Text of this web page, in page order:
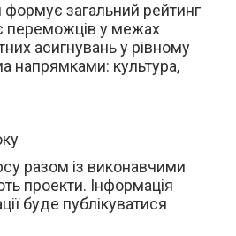
формує загальний рейтинг
переможців у межах
асигнувань у рівному
напрямками: культура,
разом із виконавчими
проекти. Інформація
буде публікуватися